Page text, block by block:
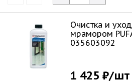
Очистка и
мрамором
035603092
1 425 ₽/шт